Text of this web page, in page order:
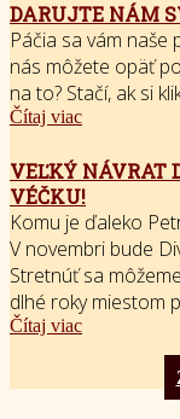
DARUJTE NÁM
Páčia sa vám naše
nás môžete opäť
na to? Stačí, ak si
Čítaj viac
VEĽKÝ NÁVRAT
VÉČKU!
Komu je ďaleko
V novembri bude
Stretnúť sa
dlhé roky miestom
Čítaj viac